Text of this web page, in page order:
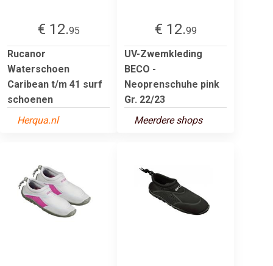
€ 12.95
Rucanor
Waterschoen
Caribean t/m 41 surf
schoenen
Herqua.nl
€ 12.99
UV-Zwemkleding
BECO -
Neoprenschuhe pink
Gr. 22/23
Meerdere shops